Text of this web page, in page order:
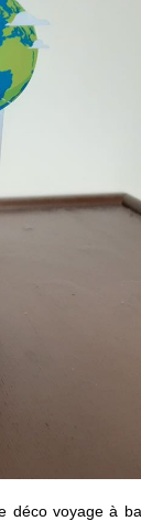
déco voyage à